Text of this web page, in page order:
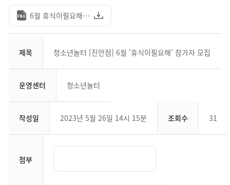
6월 휴식이필요해 홍보포스터.png (3.49MB)
제목 청소년놀터 [진안점] 6월 '휴식이필요해' 참가자 모집
운영센터 청소년놀터
작성일 2023년 5월 26일 14시 15분 조회수 31
첨부